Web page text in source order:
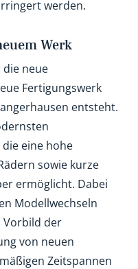
werden.
Werk
neue
Fertigungswerk
entsteht.
eine hohe
sowie kurze
ermöglicht. Dabei
Modellwechseln
Vorbild der
von neuen
Zeitspannen